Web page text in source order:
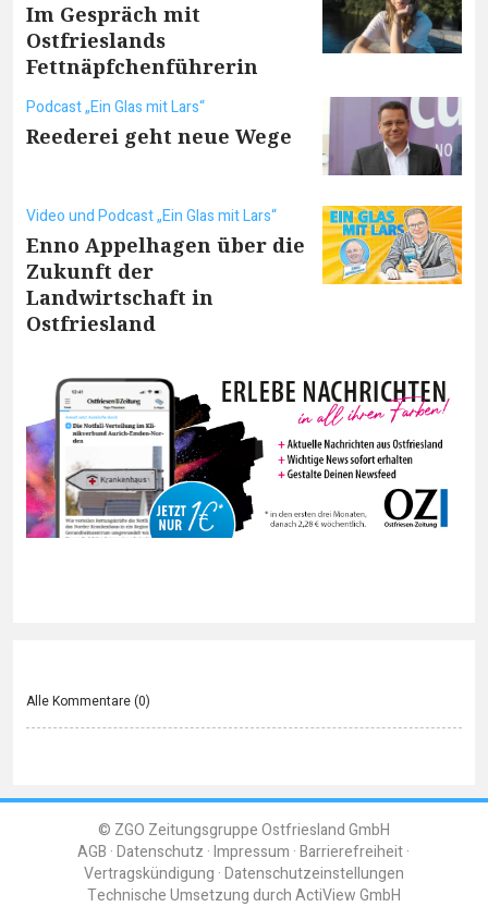
Im Gespräch mit
Ostfrieslands
Fettnäpfchenführerin
Podcast „Ein Glas mit Lars“
Reederei geht neue Wege
Video und Podcast „Ein Glas mit Lars“
Enno Appelhagen über die
Zukunft der
Landwirtschaft in
Ostfriesland
Alle Kommentare (0)
© ZGO Zeitungsgruppe Ostfriesland GmbH
AGB Datenschutz Impressum Barrierefreiheit
Vertragskündigung Datenschutzeinstellungen
Technische Umsetzung durchActiView GmbH